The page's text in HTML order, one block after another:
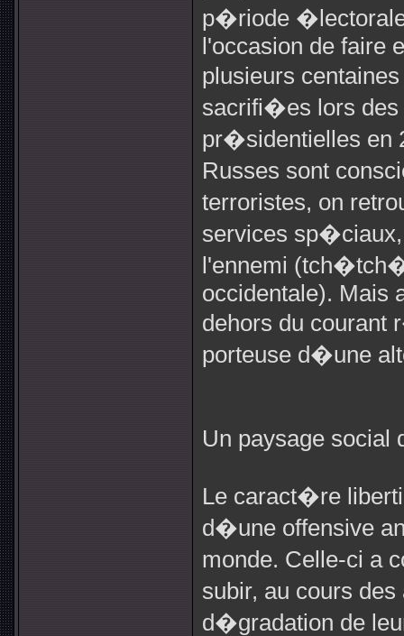
p�riode
l'occasion de faire
plusieurs
sacrifi�es lors
pr�sidentielles en
Russes sont
terroristes, on
services
l'ennemi
occidentale). Mais
dehors du courant
porteuse d�une
Un paysage
Le caract�re
d�une offensive
monde. Celle-ci a
subir, au cours
d�gradation de